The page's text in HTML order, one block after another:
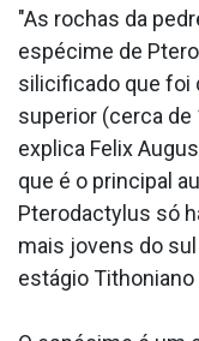
"As rochas da
espécime de
silicificado que foi
superior (cerca de
explica Felix
que é o principal
Pterodactylus só
mais jovens do
estágio